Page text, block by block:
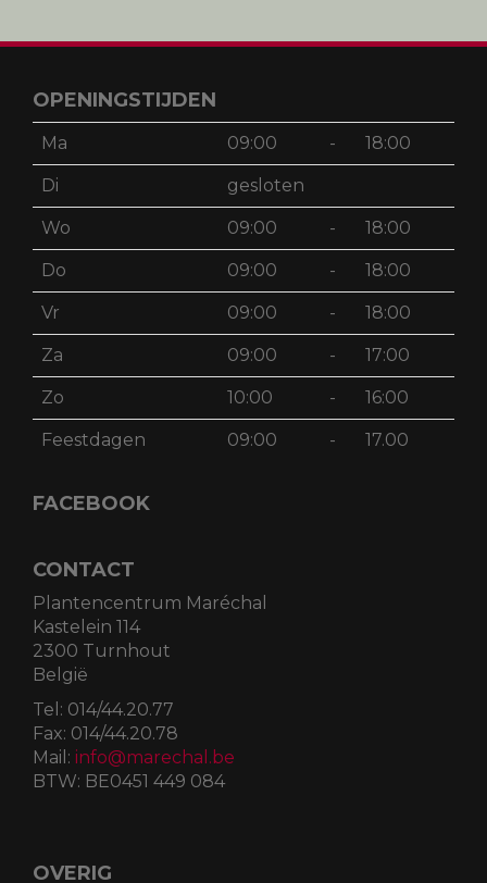
OPENINGSTIJDEN
Ma 09:00 - 18:00
Di gesloten
Wo 09:00 - 18:00
Do 09:00 - 18:00
Vr 09:00 - 18:00
Za 09:00 - 17:00
Zo 10:00 - 16:00
Feestdagen 09:00 - 17.00
FACEBOOK
CONTACT
Plantencentrum Maréchal
Kastelein 114
2300 Turnhout
België
Tel: 014/44.20.77
Fax: 014/44.20.78
Mail: info@marechal.be
BTW: BE0451 449 084
OVERIG